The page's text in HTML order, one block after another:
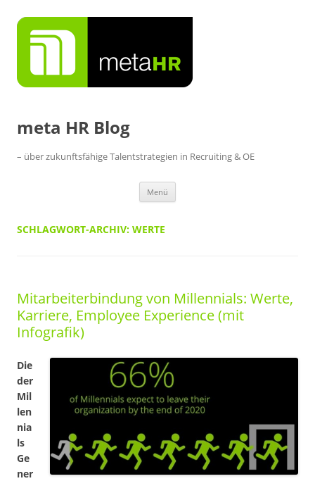
Inhalt
springen
meta HR Blog
– über zukunftsfähige Talentstrategien in Recruiting & OE
Menü
SCHLAGWORT-ARCHIV: WERTE
Mitarbeiterbindung von Millennials: Werte,
Karriere, Employee Experience (mit
Infografik)
Die
der
Mil
len
nia
ls
Ge
ner